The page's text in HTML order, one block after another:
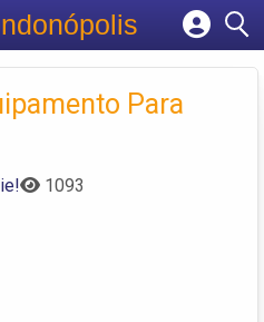
empresa
conta
Para
1093